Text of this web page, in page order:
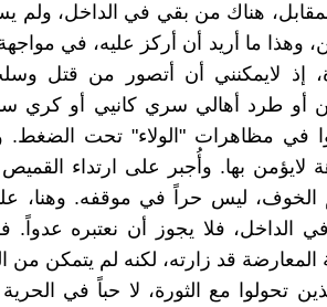
هناك من بقي في الداخل، ولم
وهذا ما أريد أن أركز عليه، في
إذ لايمكنني أن أتصور من قتل
أو طرد أهالي سري كانيي أو كري
في مظاهرات "الولاء" تحت الضغط.
لايؤمن بها. وأُجبر على ارتداء
الخوف، ليس حراً في موقفه. وهنا،
الداخل، فلا يجوز أن نعتبره
قد زارته، لكنه لم يتمكن من
تحولوا مع الثورة، لا حباً في